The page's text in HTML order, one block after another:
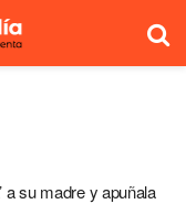
a su madre y apuñala